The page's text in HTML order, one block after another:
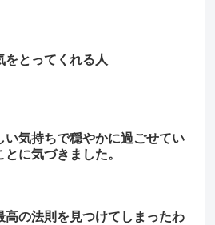
をとってくれる人
い気持ちで穏やかに過ごせてい
とに気づきました。
高の法則を見つけてしまったわ